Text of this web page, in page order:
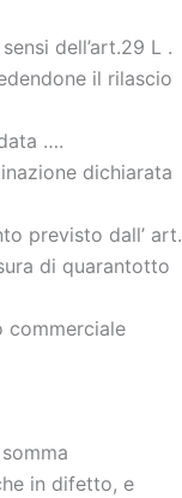
dell’art.29 L .
il rilascio
….
dichiarata
previsto dall’ art.
di quarantotto
commerciale
in difetto, e